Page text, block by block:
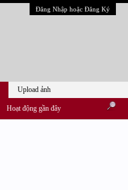
Đăng Nhập hoặc Đăng Ký
Hoạt động gần đây
Upload ảnh